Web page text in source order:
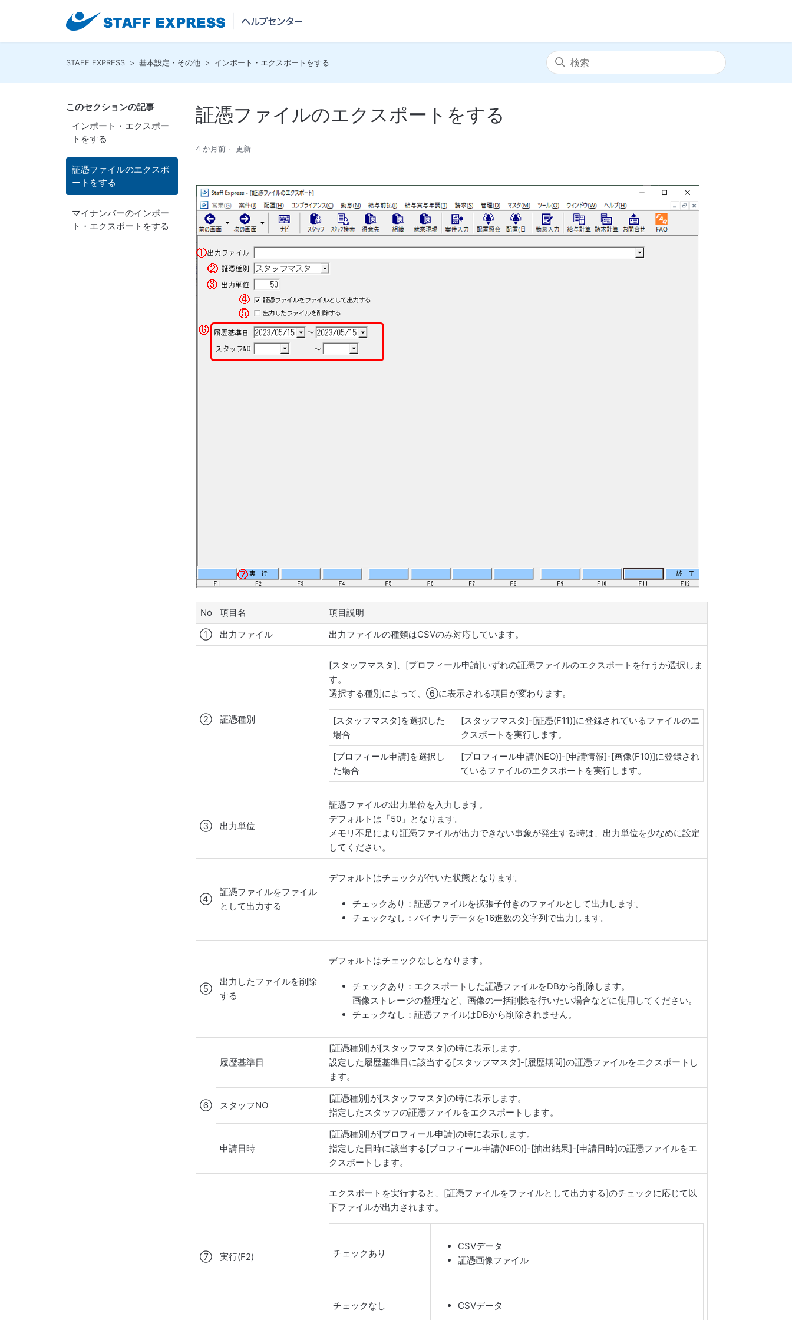
STAFF EXPRESS 基本設定・その他 インポート・エクスポートをする
このセクションの記事
インポート・エクスポー
トをする
証憑ファイルのエクスポ
ートをする
マイナンバーのインポー
ト・エクスポートをする
証憑ファイルのエクスポートをする
4 か月前 更新
No 項目名
項目説明
①
出力ファイル 出力ファイルの種類はCSVのみ対応しています。
② 証憑種別
[スタッフマスタ]、[プロフィール申請]いずれの証憑ファイルのエクスポートを行うか選択しま
す。
選択する種別によって、⑥に表示される項目が変わります。
[スタッフマスタ]を選択した
場合
[スタッフマスタ]-[証憑(F11)]に登録されているファイルのエ
クスポートを実行します。
[プロフィール申請]を選択し
た場合
[プロフィール申請(NEO)]-[申請情報]-[画像(F10)]に登録され
ているファイルのエクスポートを実行します。
③ 出力単位
証憑ファイルの出力単位を入力します。
デフォルトは「50」となります。
メモリ不足により証憑ファイルが出力できない事象が発生する時は、出力単位を少なめに設定
してください。
④
証憑ファイルをファイル
として出力する
デフォルトはチェックが付いた状態となります。
チェックあり：証憑ファイルを拡張子付きのファイルとして出力します。
チェックなし：バイナリデータを16進数の文字列で出力します。
⑤
出力したファイルを削除
する
デフォルトはチェックなしとなります。
チェックあり：エクスポートした証憑ファイルをDBから削除します。
画像ストレージの整理など、画像の一括削除を行いたい場合などに使用してください。
チェックなし：証憑ファイルはDBから削除されません。
⑥
履歴基準日
[証憑種別]が[スタッフマスタ]の時に表示します。
設定した履歴基準日に該当する[スタッフマスタ]-[履歴期間]の証憑ファイルをエクスポートし
ます。
スタッフNO
[証憑種別]が[スタッフマスタ]の時に表示します。
指定したスタッフの証憑ファイルをエクスポートします。
申請日時
[証憑種別]が[プロフィール申請]の時に表示します。
指定した日時に該当する[プロフィール申請(NEO)]-[抽出結果]-[申請日時]の証憑ファイルをエ
クスポートします。
⑦ 実行(F2)
エクスポートを実行すると、[証憑ファイルをファイルとして出力する]のチェックに応じて以
下ファイルが出力されます。
チェックあり
CSVデータ
証憑画像ファイル
チェックなし CSVデータ